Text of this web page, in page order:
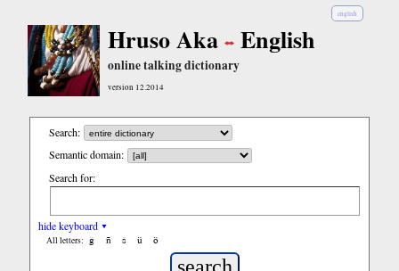
english
Hruso Aka English
online talking dictionary
version 12.2014
Search:
Semantic domain:
Search for:
hide keyboard ▾
All letters: ĝ ñ ŝ ü ö